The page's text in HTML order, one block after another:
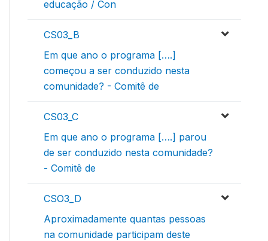
educação / Con
CS03_B
Em que ano o programa [….]
começou a ser conduzido nesta
comunidade? - Comitê de
CS03_C
Em que ano o programa [….] parou
de ser conduzido nesta comunidade?
- Comitê de
CSO3_D
Aproximadamente quantas pessoas
na comunidade participam deste